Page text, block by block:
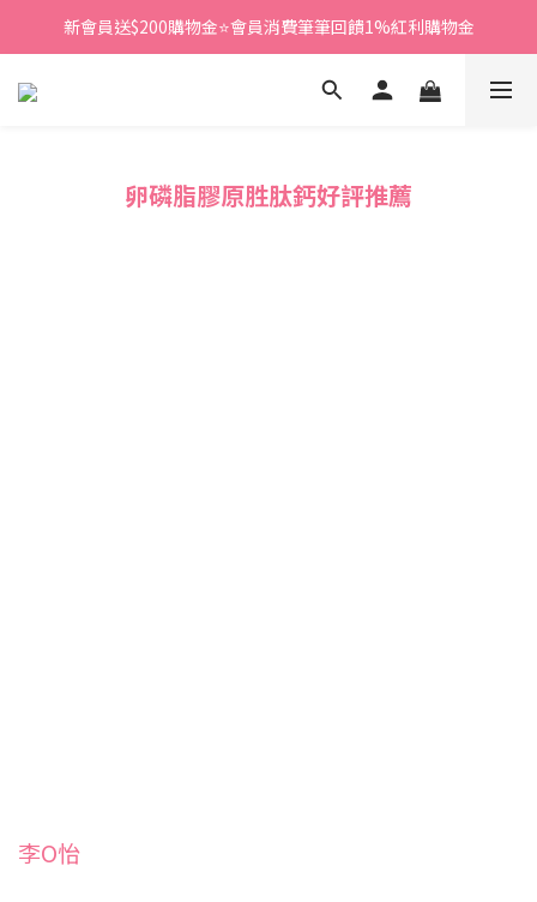
新會員送$200購物金⭐會員消費筆筆回饋1%紅利購物金
新會員送$200購物金⭐會員消費筆筆回饋1%紅利購物金
加入LINE好友，領取專屬好友折扣碼🎁立即加入>
卵磷脂膠原胜肽鈣好評推薦
李O怡